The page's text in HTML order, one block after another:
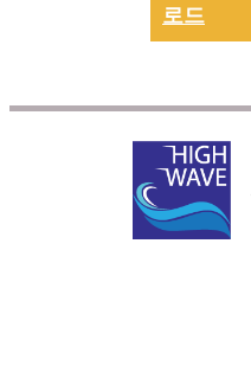
로드